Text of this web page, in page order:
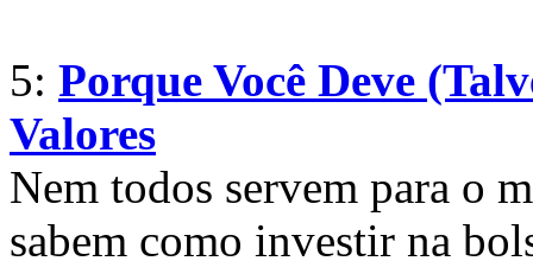
5: Porque Você Deve
Valores
Nem todos servem para o
sabem como investir na